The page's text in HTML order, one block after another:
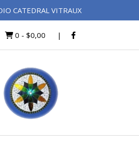
CATEDRAL VITRAUX
0 - $0,00